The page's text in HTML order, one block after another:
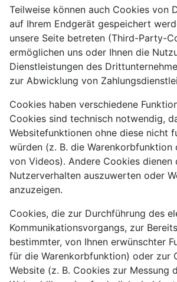
Teilweise können auch Cookies von
auf Ihrem Endgerät gespeichert
unsere Seite betreten (Third-Party-
ermöglichen uns oder Ihnen die
Dienstleistungen des
zur Abwicklung von
Cookies haben verschiedene
Cookies sind technisch notwendig,
Websitefunktionen ohne diese nicht
würden (z. B. die Warenkorbfunktion
von Videos). Andere Cookies dienen
Nutzerverhalten auszuwerten oder
anzuzeigen.
Cookies, die zur Durchführung des
Kommunikationsvorgangs, zur
bestimmter, von Ihnen erwünschter
für die Warenkorbfunktion) oder zur
Website (z. B. Cookies zur Messung